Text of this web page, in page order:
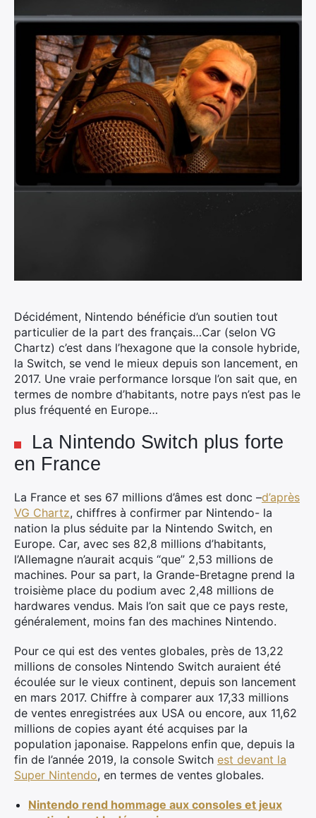
Décidément, Nintendo bénéficie d’un soutien tout
particulier de la part des français…Car (selon VG
Chartz) c’est dans l’hexagone que la console hybride,
la Switch, se vend le mieux depuis son lancement, en
2017. Une vraie performance lorsque l’on sait que, en
termes de nombre d’habitants, notre pays n’est pas le
plus fréquenté en Europe…
La Nintendo Switch plus forte
en France
La France et ses 67 millions d’âmes est donc –d’après
VG Chartz, chiffres à confirmer par Nintendo- la
nation la plus séduite par la Nintendo Switch, en
Europe. Car, avec ses 82,8 millions d’habitants,
l’Allemagne n’aurait acquis “que” 2,53 millions de
machines. Pour sa part, la Grande-Bretagne prend la
troisième place du podium avec 2,48 millions de
hardwares vendus. Mais l’on sait que ce pays reste,
généralement, moins fan des machines Nintendo.
Pour ce qui est des ventes globales, près de 13,22
millions de consoles Nintendo Switch auraient été
écoulée sur le vieux continent, depuis son lancement
en mars 2017. Chiffre à comparer aux 17,33 millions
de ventes enregistrées aux USA ou encore, aux 11,62
millions de copies ayant été acquises par la
population japonaise. Rappelons enfin que, depuis la
fin de l’année 2019, la console Switch est devant la
Super Nintendo, en termes de ventes globales.
Nintendo rend hommage aux consoles et jeux